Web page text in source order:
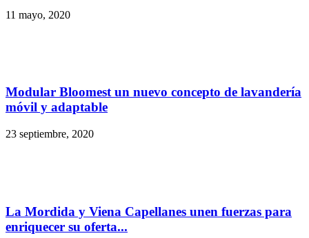
11 mayo, 2020
Modular Bloomest un nuevo concepto de lavandería
móvil y adaptable
23 septiembre, 2020
La Mordida y Viena Capellanes unen fuerzas para
enriquecer su oferta...